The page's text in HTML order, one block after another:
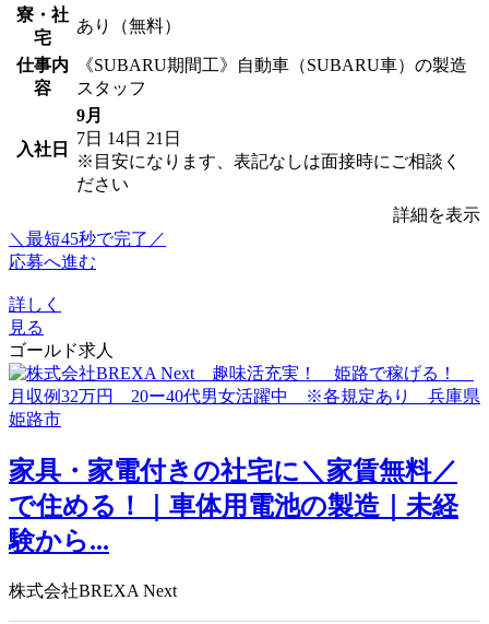
寮・社
宅
あり（無料）
仕事内
容
《SUBARU期間工》自動車（SUBARU車）の製造
スタッフ
入社日
9月
7日 14日 21日
※目安になります、表記なしは面接時にご相談く
ださい
詳細を表示
＼最短45秒で完了／
応募へ進む
詳しく
見る
ゴールド求人
家具・家電付きの社宅に＼家賃無料／
で住める！｜車体用電池の製造｜未経
験から...
株式会社BREXA Next